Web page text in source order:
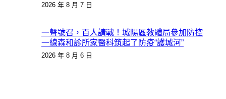
2026 年 8 月 7 日
一聲號召，百人請戰！城陽區教體局參加防控
一線森和診所家醫科筑起了防疫“護城河”
2026 年 8 月 6 日